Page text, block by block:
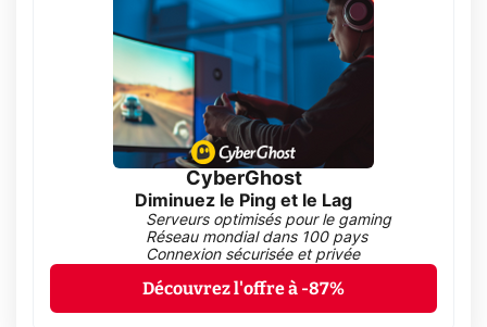
CyberGhost
Diminuez le Ping et le Lag
Serveurs optimisés pour le gaming
Réseau mondial dans 100 pays
Connexion sécurisée et privée
Découvrez l'offre à -87%